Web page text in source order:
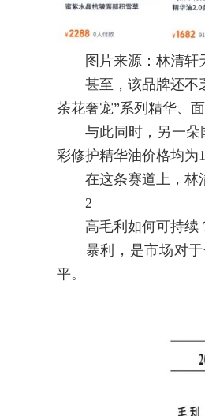
图片来源：林清轩
甚至，该品牌还不乏
茶花奢宠”系列精华、
与此同时，另一朵
彩修护精华油价格均为
在这条赛道上，林清
2
高毛利如何可持续
暴利，是市场对于
平。